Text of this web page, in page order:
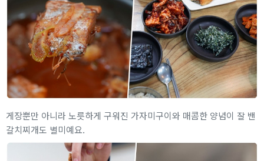
게장뿐만 아니라 노릇하게 구워진 가자미구이와 매콤한 양념이 잘 밴
갈치찌개도 별미예요.